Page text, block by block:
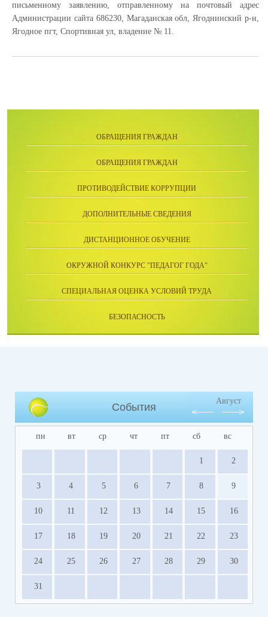
письменному заявлению, отправленному на почтовый адрес
Администрации сайта 686230, Магаданская обл, Ягоднинский р-н,
Ягодное пгт, Спортивная ул, владение № 11.
ОБРАЩЕНИЯ ГРАЖДАН
ОБРАЩЕНИЯ ГРАЖДАН
ПРОТИВОДЕЙСТВИЕ КОРРУПЦИИ
ДОПОЛНИТЕЛЬНЫЕ СВЕДЕНИЯ
ДИСТАНЦИОННОЕ ОБУЧЕНИЕ
ОКРУЖНОЙ КОНКУРС "ПЕДАГОГ ГОДА"
СПЕЦИАЛЬНАЯ ОЦЕНКА УСЛОВИЙ ТРУДА
БЕЗОПАСНОСТЬ
События
Август
пн вт ср чт пт сб вс
1 2
3 4 5 6 7 8 9
10 11 12 13 14 15 16
17 18 19 20 21 22 23
24 25 26 27 28 29 30
31